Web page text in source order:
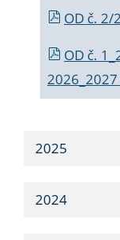
OD č. 2/
OD č.
2025
2024